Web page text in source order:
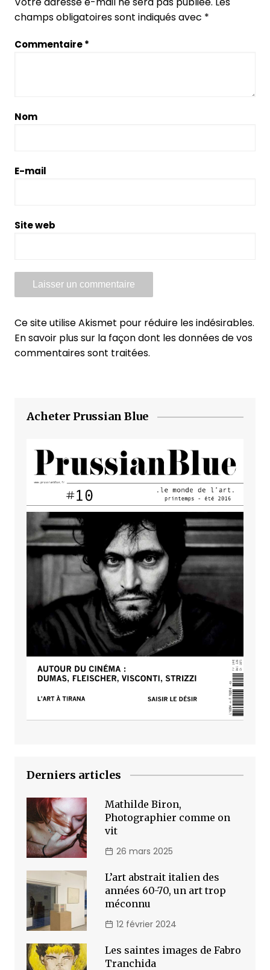
champs obligatoires sont indiqués avec *
Commentaire*
Nom
E-mail
Site web
Ce site utilise Akismet pour réduire les indésirables.
En savoir plus sur la façon dont les données de vos
commentaires sont traitées.
Acheter Prussian Blue
Derniers articles
Mathilde Biron,
Photographier comme on
vit
26 mars 2025
L’art abstrait italien des
années 60-70, un art trop
méconnu
12 février 2024
Les saintes images de Fabro
Tranchida